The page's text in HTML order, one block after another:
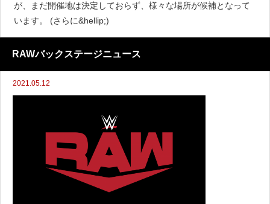
が、まだ開催地は決定しておらず、様々な場所が候補となって
います。 (さらに&hellip;)
RAWバックステージニュース
2021.05.12